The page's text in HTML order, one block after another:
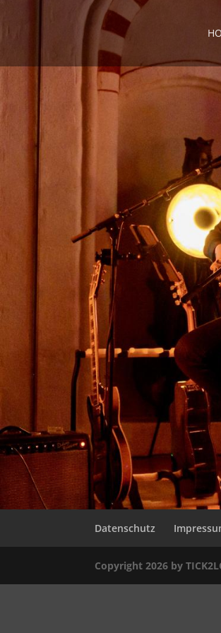
Datenschutz
Copyright 2026 by